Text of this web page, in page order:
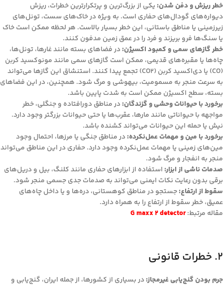
خطر ریزش و دفن شدن: یکی از بزرگ‌ترین و پرتکرارترین خطرات، ریزش
دیواره‌های گودال‌های حفاری است. به ویژه در خاک‌های سست، تونل‌های
زیرزمینی یا مناطق باستانی، این خطر بسیار بالاست. هر لحظه ممکن است خاک
یا سنگ‌ها فرو بریزند و فرد را در عمق زمین مدفون کنند.
خطر گازهای سمی و کمبود اکسیژن: در فضاهای بسته مانند غارها، تونل‌ها،
چاه‌ها یا مقبره‌های قدیمی، ممکن است گازهای سمی مانند مونوکسید کربن
(CO) یا دی‌اکسید کربن (CO2) تجمع پیدا کنند. استنشاق این گازها می‌تواند
به سرعت منجر به مسمومیت، بیهوشی و مرگ شود. همچنین، در این فضاهای
بسته، سطح اکسیژن ممکن است به شدت پایین باشد.
برخورد با حیوانات وحشی و گزندگان: در مناطق دورافتاده و جنگلی، خطر
مواجهه با حیواناتی مانند مارها، عقرب‌ها یا حتی حیوانات بزرگتر وجود دارد.
نیش یا حمله این حیوانات می‌تواند کشنده باشد.
برخورد با مین و مهمات عمل‌نکرده: در مناطق جنگی یا مرزها، احتمال وجود
مین‌های زمینی یا مهمات عمل‌نکرده وجود دارد. حفاری در این مناطق می‌تواند
منجر به انفجار و مرگ شود.
صدمات ناشی از ابزار: استفاده از ابزارهای حفاری مانند کلنگ، بیل و دریل‌های
برقی بدون رعایت نکات ایمنی می‌تواند به صدمات جدی جسمی منجر شود.
سقوط از ارتفاع:جستجو در مناطق کوهستانی، دره‌ها و یا داخل چاه‌های
عمیق، خطر سقوط از ارتفاع را به همراه دارد.
مقاله مرتبط:G maxx 2 detector
۲. خطرات قانونی
جرم بودن گنج‌یابی غیرمجاز: در بسیاری از کشورها، از جمله ایران، گنج‌یابی و